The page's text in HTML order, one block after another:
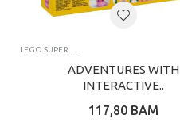
LEGO SUPER MARIO
ADVENTURES WITH
INTERACTIVE..
117,80 BAM